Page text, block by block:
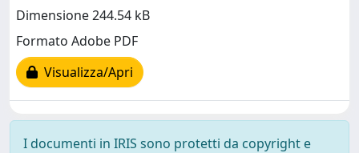
Dimensione 244.54 kB
Formato Adobe PDF
Visualizza/Apri
I documenti in IRIS sono protetti da copyright e